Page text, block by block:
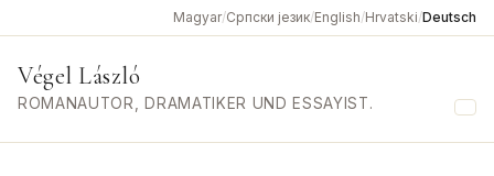
Magyar/Српски језик/English/Hrvatski/Deutsch
Végel László
ROMANAUTOR, DRAMATIKER UND ESSAYIST.